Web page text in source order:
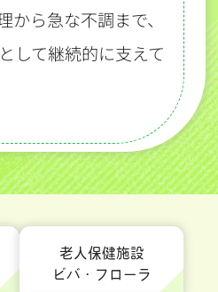
から急な不調まで、
して継続的に支えて
老人保健施設
ビバ・フローラ